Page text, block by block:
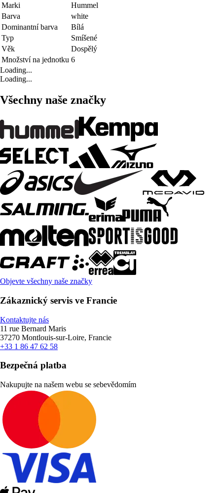
Marki
Hummel
Barva
white
Dominantní barva
Bílá
Typ
Smíšené
Věk
Dospělý
Množství na jednotku 6
Loading...
Loading...
Všechny naše značky
Objevte všechny naše značky
Zákaznický servis ve Francie
Kontaktujte nás
11 rue Bernard Maris
37270 Montlouis-sur-Loire, Francie
+33 1 86 47 62 58
Bezpečná platba
Nakupujte na našem webu se sebevědomím